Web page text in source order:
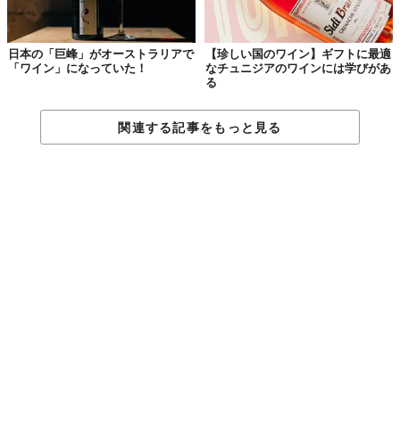
日本の「巨峰」がオーストラリアで
「ワイン」になっていた！
【珍しい国のワイン】ギフトに最適
なチュニジアのワインには学びがあ
る
関連する記事をもっと見る